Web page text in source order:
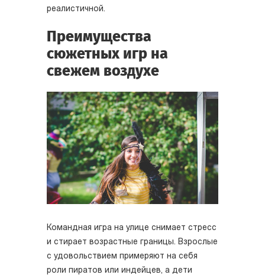
реалистичной.
Преимущества
сюжетных игр на
свежем воздухе
Командная игра на улице снимает стресс
и стирает возрастные границы. Взрослые
с удовольствием примеряют на себя
роли пиратов или индейцев, а дети